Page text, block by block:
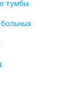
тумбы
больных